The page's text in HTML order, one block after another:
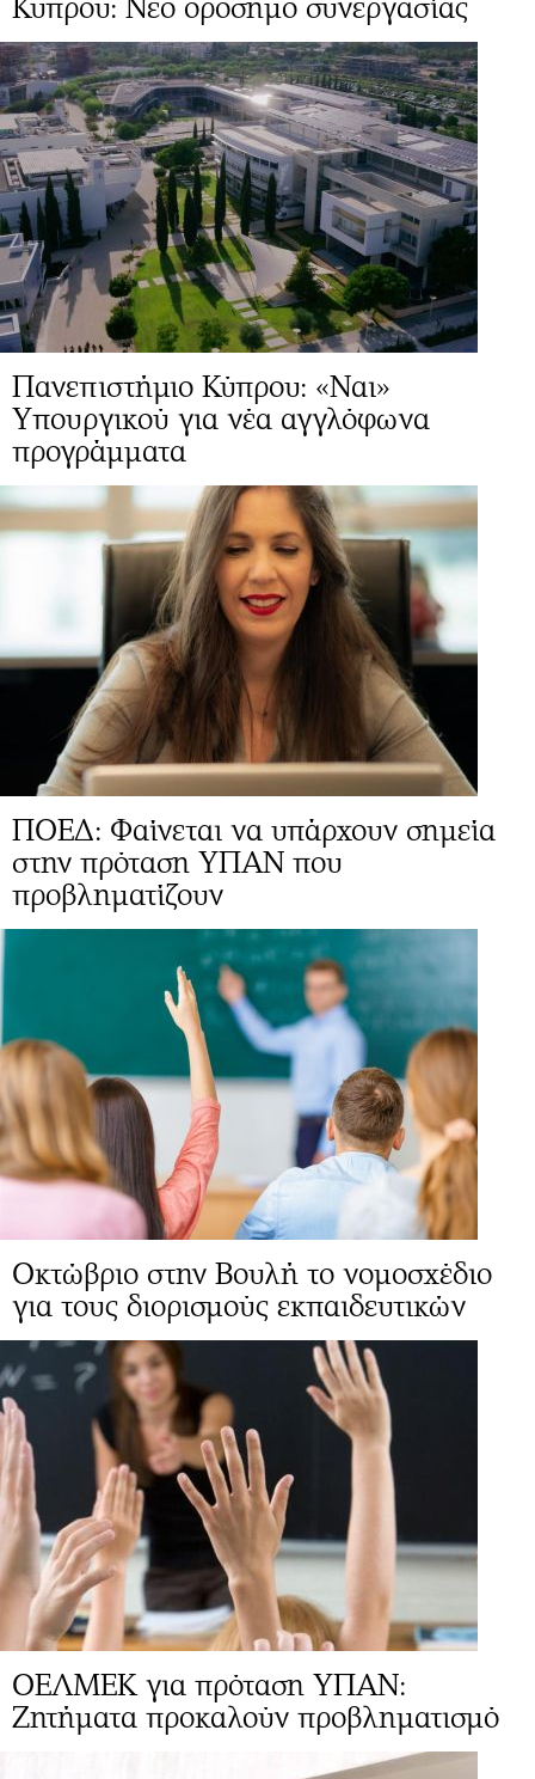
Κύπρου: Νέο ορόσημο συνεργασίας
Πανεπιστήμιο Κύπρου: «Ναι»
Yπουργικού για νέα αγγλόφωνα
προγράμματα
ΠΟΕΔ: Φαίνεται να υπάρχουν σημεία
στην πρόταση ΥΠΑΝ που
προβληματίζουν
Οκτώβριο στην Βουλή το νομοσχέδιο
για τους διορισμούς εκπαιδευτικών
ΟΕΛΜΕΚ για πρόταση ΥΠΑΝ:
Zητήματα προκαλούν προβληματισμό